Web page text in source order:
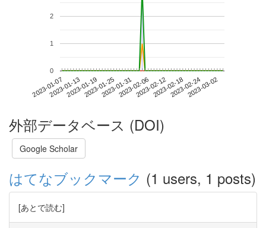
2023-01-072023-01-132023-01-192023-01-252023-01-312023-02-062023-02-122023-02-182023-02-242023-03-02
0
1
2
外部データベース (DOI)
Google Scholar
はてなブックマーク (1 users, 1 posts)
[あとで読む]